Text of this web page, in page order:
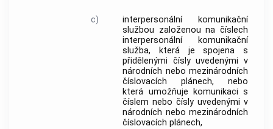
c)
interpersonální komunikační
službou založenou na číslech
interpersonální komunikační
služba, která je spojena s
přidělenými čísly uvedenými v
národních nebo mezinárodních
číslovacích plánech, nebo
která umožňuje komunikaci s
číslem nebo čísly uvedenými v
národních nebo mezinárodních
číslovacích plánech,